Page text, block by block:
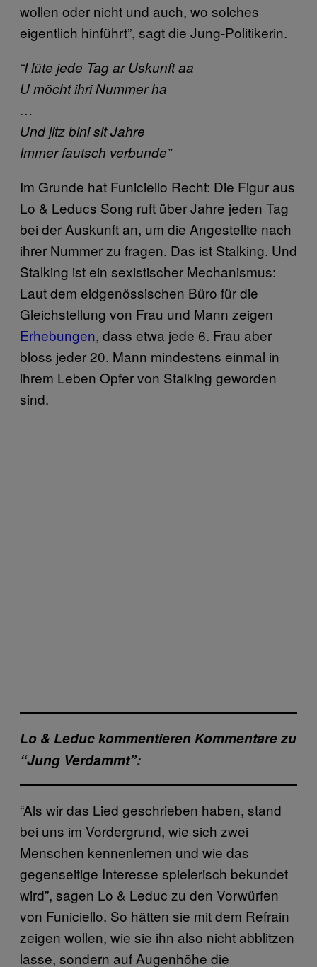
wollen oder nicht und auch, wo solches
eigentlich hinführt”, sagt die Jung-Politikerin.
“I lüte jede Tag ar Uskunft aa
U möcht ihri Nummer ha
…
Und jitz bini sit Jahre
Immer fautsch verbunde”
Im Grunde hat Funiciello Recht: Die Figur aus
Lo & Leducs Song ruft über Jahre jeden Tag
bei der Auskunft an, um die Angestellte nach
ihrer Nummer zu fragen. Das ist Stalking. Und
Stalking ist ein sexistischer Mechanismus:
Laut dem eidgenössischen Büro für die
Gleichstellung von Frau und Mann zeigen
Erhebungen, dass etwa jede 6. Frau aber
bloss jeder 20. Mann mindestens einmal in
ihrem Leben Opfer von Stalking geworden
sind.
Lo & Leduc kommentieren Kommentare zu
“Jung Verdammt”:
“Als wir das Lied geschrieben haben, stand
bei uns im Vordergrund, wie sich zwei
Menschen kennenlernen und wie das
gegenseitige Interesse spielerisch bekundet
wird”, sagen Lo & Leduc zu den Vorwürfen
von Funiciello. So hätten sie mit dem Refrain
zeigen wollen, wie sie ihn also nicht abblitzen
lasse, sondern auf Augenhöhe die